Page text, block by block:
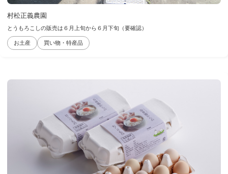
村松正義農園
とうもろこしの販売は６月上旬から６月下旬（要確認）
お土産 買い物・特産品